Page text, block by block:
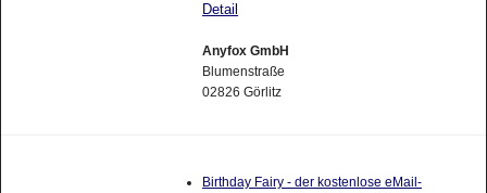
Detail
Anyfox GmbH
Blumenstraße
02826 Görlitz
Birthday Fairy - der kostenlose eMail-